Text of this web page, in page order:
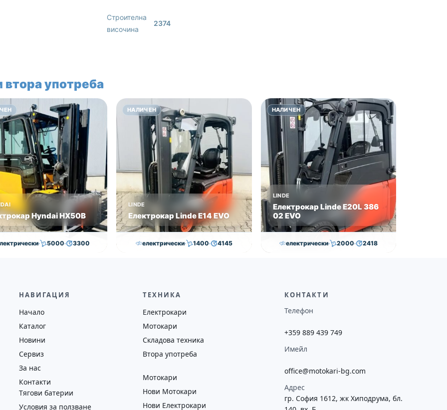
Строителна
височина
2374
втора употреба
Hyndai HX50B
5000 3300
2018 втора употреба
НАЛИЧЕН
LINDE
Електрокар Linde E14 EVO
електрически 1400 4145
2019
НАЛИЧЕН
LINDE
Електрокар Linde E20L 386
02 EVO
електрически 2000 2418
2019
НАВИГАЦИЯ
Начало
Каталог
Новини
Сервиз
За нас
Контакти
Тягови батерии
Условия за ползване
ТЕХНИКА
Електрокари
Мотокари
Складова техника
Втора употреба
Мотокари
Нови Мотокари
Нови Електрокари
КОНТАКТИ
Телефон
+359 889 439 749
Имейл
office@motokari-bg.com
Адрес
гр. София 1612, жк Хиподрума, бл.